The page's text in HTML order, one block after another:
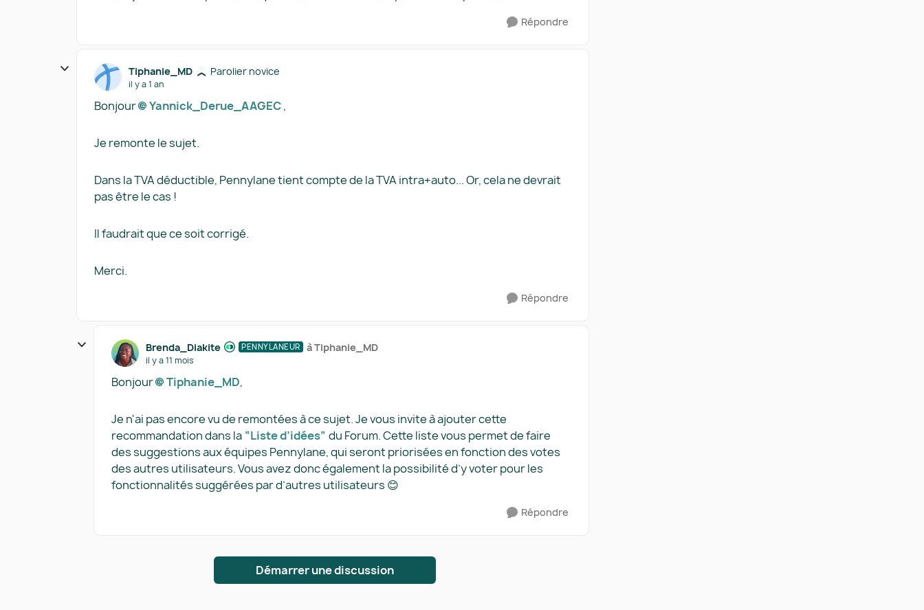
Répondre
Tiphanie_MD Parolier novice
il y a 1 an
Bonjour Yannick_Derue_AAGEC​,
Je remonte le sujet.
Dans la TVA déductible, Pennylane tient compte de la TVA intra+auto... Or, cela ne devrait
pas être le cas !
Il faudrait que ce soit corrigé.
Merci.
Répondre
Brenda_Diakite PENNYLANEUR à Tiphanie_MD
il y a 11 mois
Bonjour Tiphanie_MD​,
Je n'ai pas encore vu de remontées à ce sujet. Je vous invite à ajouter cette
recommandation dans la “Liste d’idées” du Forum. Cette liste vous permet de faire
des suggestions aux équipes Pennylane, qui seront priorisées en fonction des votes
des autres utilisateurs. Vous avez donc également la possibilité d’y voter pour les
fonctionnalités suggérées par d’autres utilisateurs 😊
Répondre
Démarrer une discussion